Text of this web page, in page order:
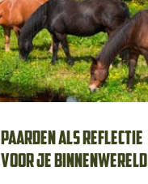
Paarden als reflectie
voor je binnenwereld